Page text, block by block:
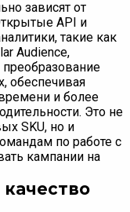
зависят от
API и
такие как
Audience,
обеспечивая
и более
Это не
SKU, но и
по работе с
кампании на